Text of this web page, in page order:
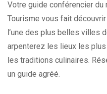
Votre guide conférencier du
Tourisme vous fait
l’une des plus belles villes
arpenterez les lieux les
les traditions culinaires.
un guide agréé.